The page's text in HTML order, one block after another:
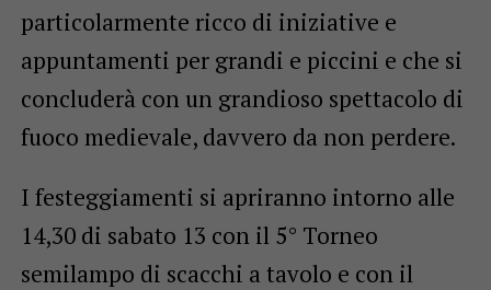
particolarmente ricco di iniziative e
appuntamenti per grandi e piccini e che si
concluderà con un grandioso spettacolo di
fuoco medievale, davvero da non perdere.
I festeggiamenti si apriranno intorno alle
14,30 di sabato 13 con il 5° Torneo
semilampo di scacchi a tavolo e con il